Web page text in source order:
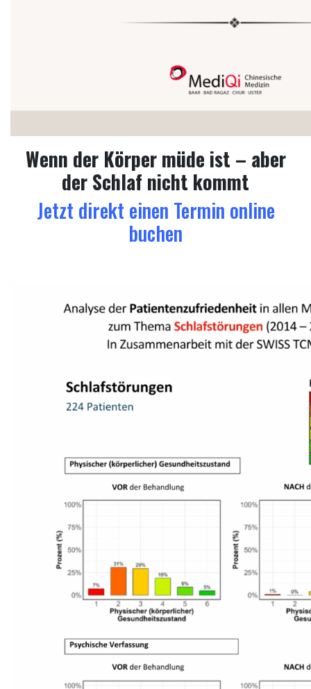
Wenn der Körper müde ist – aber
der Schlaf nicht kommt
Jetzt direkt einen Termin online
buchen